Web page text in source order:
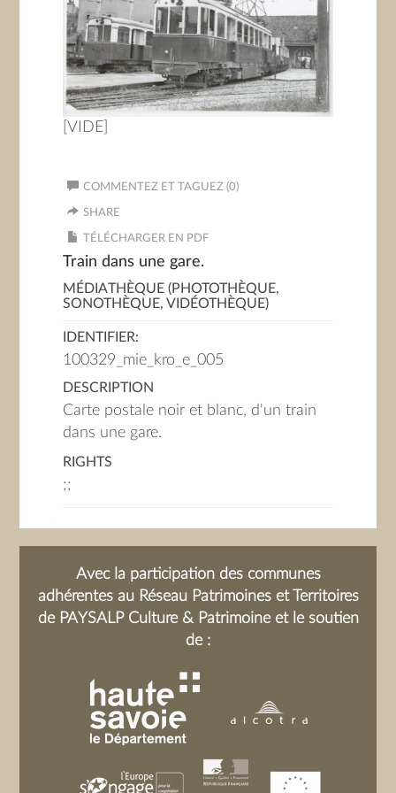
[VIDE]
COMMENTEZ ET TAGUEZ (0)
SHARE
TÉLÉCHARGER EN PDF
Train dans une gare.
MÉDIATHÈQUE (PHOTOTHÈQUE,
SONOTHÈQUE, VIDÉOTHÈQUE)
IDENTIFIER:
100329_mie_kro_e_005
DESCRIPTION
Carte postale noir et blanc, d'un train
dans une gare.
RIGHTS
;;
Avec la participation des communes
adhérentes au Réseau Patrimoines et Territoires
de PAYSALP Culture & Patrimoine et le soutien
de :